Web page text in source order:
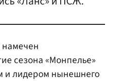
сезона «Монпелье»
и лидером нынешнего